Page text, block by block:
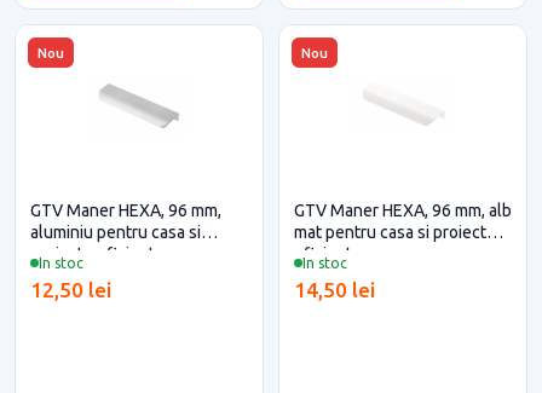
Nou
In stoc
GTV Maner HEXA, 96 mm,
aluminiu pentru casa si
proiecte eficiente
12,50 lei
Nou
In stoc
GTV Maner HEXA, 96 mm, alb
mat pentru casa si proiecte
eficiente
14,50 lei